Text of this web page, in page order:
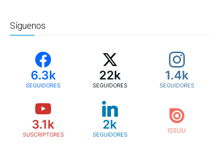
Síguenos
6.3k
SEGUIDORES
22k
SEGUIDORES
1.4k
SEGUIDORES
3.1k
SUSCRIPTORES
2k
SEGUIDORES